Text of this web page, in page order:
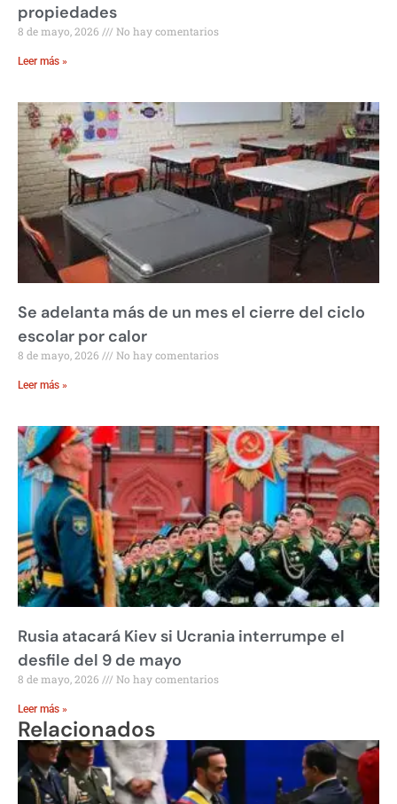
propiedades
8 de mayo, 2026 No hay comentarios
Leer más »
Se adelanta más de un mes el cierre del ciclo
escolar por calor
8 de mayo, 2026 No hay comentarios
Leer más »
Rusia atacará Kiev si Ucrania interrumpe el
desfile del 9 de mayo
8 de mayo, 2026 No hay comentarios
Leer más »
Relacionados